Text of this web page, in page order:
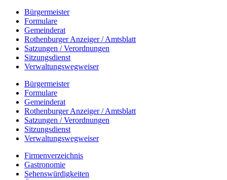
Bürgermeister
Formulare
Gemeinderat
Rothenburger Anzeiger / Amtsblatt
Satzungen / Verordnungen
Sitzungsdienst
Verwaltungswegweiser
Bürgermeister
Formulare
Gemeinderat
Rothenburger Anzeiger / Amtsblatt
Satzungen / Verordnungen
Sitzungsdienst
Verwaltungswegweiser
Firmenverzeichnis
Gastronomie
Sehenswürdigkeiten